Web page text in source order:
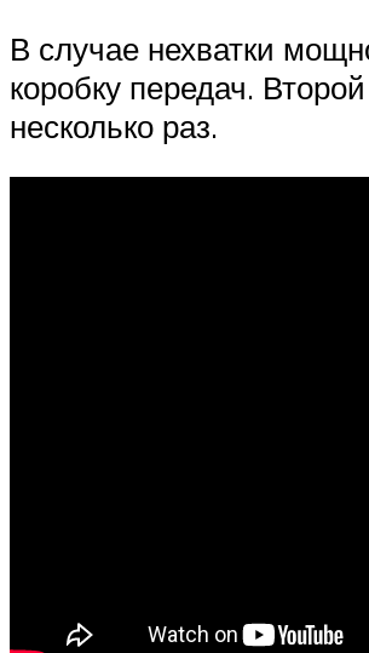
В случае нехватки
коробку передач.
несколько раз.